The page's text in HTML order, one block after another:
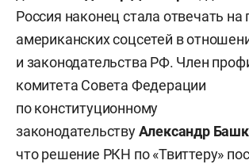
Россия наконец стала отвечать на
американских соцсетей в
и законодательства РФ. Член
комитета Совета Федерации
по конституционному
законодательствуАлександр
что решение РКН по «Твиттеру»